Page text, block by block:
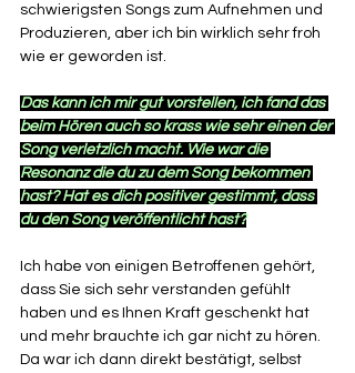
schwierigsten Songs zum Aufnehmen und
Produzieren, aber ich bin wirklich sehr froh
wie er geworden ist.
Das kann ich mir gut vorstellen, ich fand das
beim Hören auch so krass wie sehr einen der
Song verletzlich macht. Wie war die
Resonanz die du zu dem Song bekommen
hast? Hat es dich positiver gestimmt, dass
du den Song veröffentlicht hast?
Ich habe von einigen Betroffenen gehört,
dass Sie sich sehr verstanden gefühlt
haben und es Ihnen Kraft geschenkt hat
und mehr brauchte ich gar nicht zu hören.
Da war ich dann direkt bestätigt, selbst